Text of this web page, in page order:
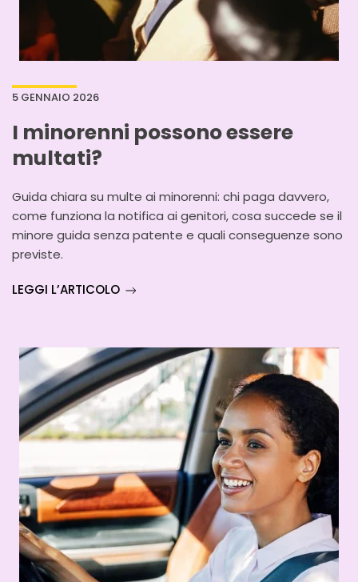
5 GENNAIO 2026
I minorenni possono essere
multati?
Guida chiara su multe ai minorenni: chi paga davvero,
come funziona la notifica ai genitori, cosa succede se il
minore guida senza patente e quali conseguenze sono
previste.
LEGGI L’ARTICOLO